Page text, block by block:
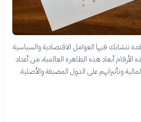
تتشابك فيها العوامل الاقتصادية والسياسية
أبعاد هذه الظاهرة العالمية، من أعداد
وتأثيراتهم على الدول المضيفة والأصلية.